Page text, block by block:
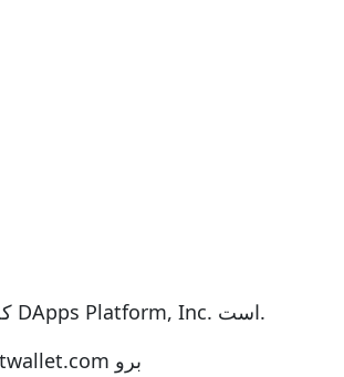
که توسعه‌دهنده آن DApps Platform, Inc. است.
دسکتاپ: به trustwallet.com برو